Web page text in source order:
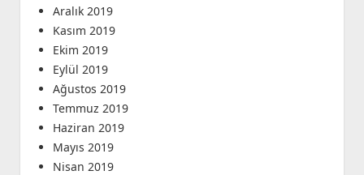
Aralık 2019
Kasım 2019
Ekim 2019
Eylül 2019
Ağustos 2019
Temmuz 2019
Haziran 2019
Mayıs 2019
Nisan 2019